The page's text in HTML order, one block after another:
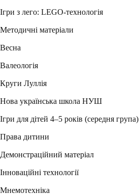
Ігри з лего: LEGO-технологія
Методичні матеріали
Весна
Валеологія
Круги Луллія
Нова українська школа НУШ
Ігри для дітей 4–5 років (середня група)
Права дитини
Демонстраційний матеріал
Інноваційні технології
Мнемотехніка